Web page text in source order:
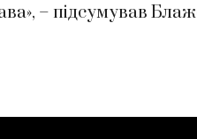
– підсумував